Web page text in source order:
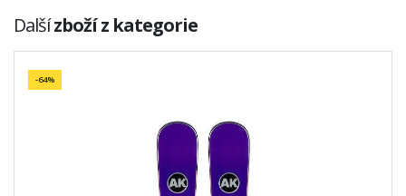
Dalšízboží z kategorie
-64%